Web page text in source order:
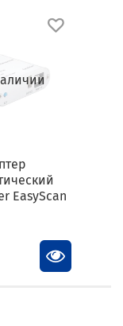
EasyScan